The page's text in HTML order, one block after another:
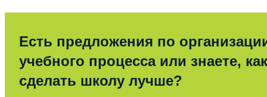
Есть предложения по
учебного процесса или знаете, как
сделать школу лучше?